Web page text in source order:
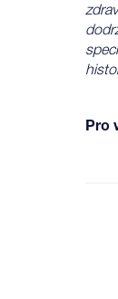
Pro